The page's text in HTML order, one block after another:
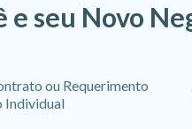
e seu Novo
ou Requerimento
Individual